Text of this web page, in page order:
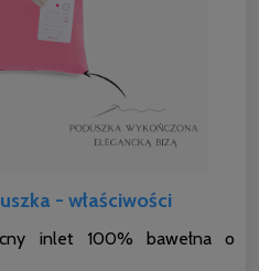
- właściwości
inlet 100% bawełna o